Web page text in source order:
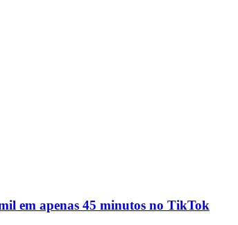
em apenas 45 minutos no TikTok